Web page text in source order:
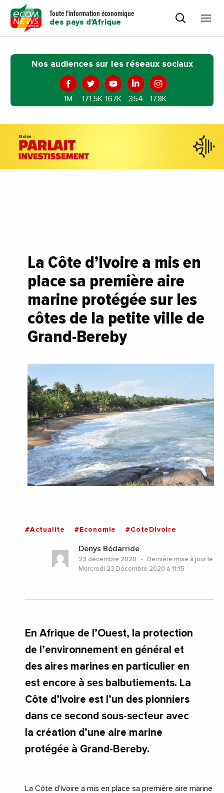
Toute l'information économique
des pays d'Afrique
Nos audiences sur les réseaux sociaux
1M 171,5K 167K 354 17,8K
La Côte d’Ivoire a mis en
place sa première aire
marine protégée sur les
côtes de la petite ville de
Grand-Bereby
#Actualite #Economie #CoteDIvoire
Denys Bédarride
23 décembre 2020
Dernière mise à jour le
Mercredi 23 Décembre 2020 à 11:15
En Afrique de l’Ouest, la protection
de l’environnement en général et
des aires marines en particulier en
est encore à ses balbutiements. La
Côte d’Ivoire est l’un des pionniers
dans ce second sous-secteur avec
la création d’une aire marine
protégée à Grand-Bereby.
La Côte d’Ivoire a mis en place sa première aire marine